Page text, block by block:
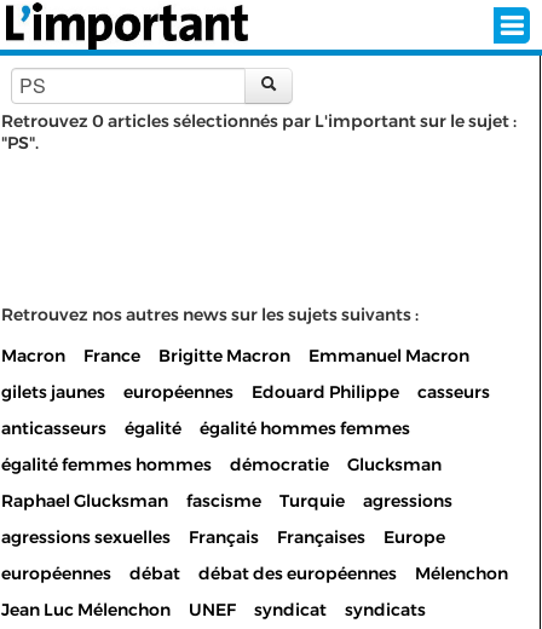
SUR L'ÉCRAN D'ACCUEIL
ABONNEZ-VOUS À LA NEWSLETTER!
SUIVEZ NOUS:
Retrouvez 0 articles sélectionnés par L'important sur le sujet :
"PS".
Retrouvez nos autres news sur les sujets suivants :
Macron
France Brigitte Macron
Emmanuel Macron
gilets jaunes
européennes Edouard Philippe
casseurs
anticasseurs
égalité
égalité hommes femmes
égalité femmes hommes
démocratie
Glucksman
Raphael Glucksman
fascisme Turquie
agressions
agressions sexuelles
Français Françaises
Europe
européennes
débat débat des européennes
Mélenchon
Jean Luc Mélenchon
UNEF syndicat
syndicats